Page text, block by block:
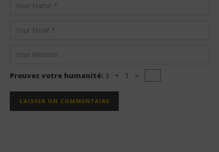
Prouvez votre humanité: 3 + 1 =